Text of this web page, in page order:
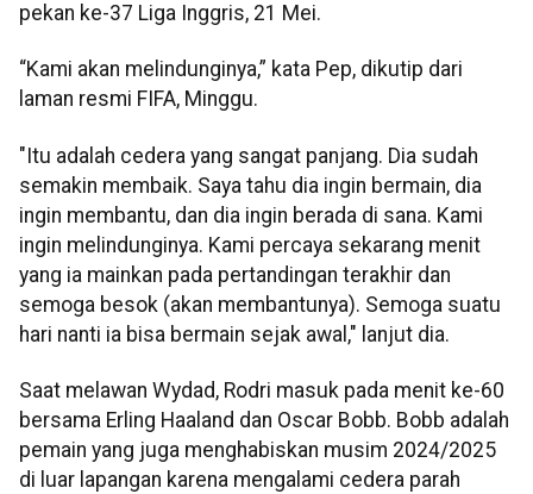
pekan ke-37 Liga Inggris, 21 Mei.
“Kami akan melindunginya,” kata Pep, dikutip dari
laman resmi FIFA, Minggu.
"Itu adalah cedera yang sangat panjang. Dia sudah
semakin membaik. Saya tahu dia ingin bermain, dia
ingin membantu, dan dia ingin berada di sana. Kami
ingin melindunginya. Kami percaya sekarang menit
yang ia mainkan pada pertandingan terakhir dan
semoga besok (akan membantunya). Semoga suatu
hari nanti ia bisa bermain sejak awal," lanjut dia.
Saat melawan Wydad, Rodri masuk pada menit ke-60
bersama Erling Haaland dan Oscar Bobb. Bobb adalah
pemain yang juga menghabiskan musim 2024/2025
di luar lapangan karena mengalami cedera parah